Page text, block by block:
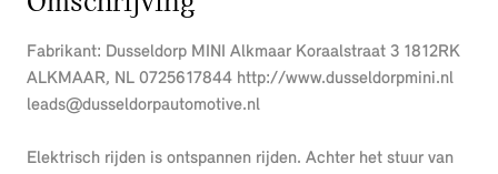
Fabrikant: Dusseldorp MINI Alkmaar Koraalstraat 3 1812RK
ALKMAAR, NL 0725617844 http://www.dusseldorpmini.nl
leads@dusseldorpautomotive.nl
Elektrisch rijden is ontspannen rijden. Achter het stuur van